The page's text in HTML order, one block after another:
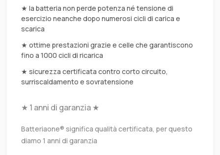
★ la batteria non perde potenza né tensione di
esercizio neanche dopo numerosi cicli di carica e
scarica
★ ottime prestazioni grazie e celle che garantiscono
fino a 1000 cicli di ricarica
★ sicurezza certificata contro corto circuito,
surriscaldamento e sovratensione
★ 1 anni di garanzia ★
Batteriaone® significa qualità certificata, per questo
diamo 1 anni di garanzia